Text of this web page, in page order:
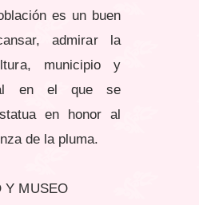
es un buen
admirar la
municipio y
en el que se
en honor al
de la pluma.
Y MUSEO